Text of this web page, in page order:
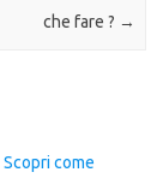
che fare ? →
Scopri come